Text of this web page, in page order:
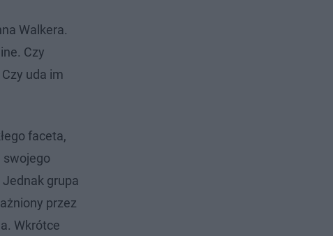
Walkera.
Czy
uda im
faceta,
swojego
grupa
przez
Wkrótce